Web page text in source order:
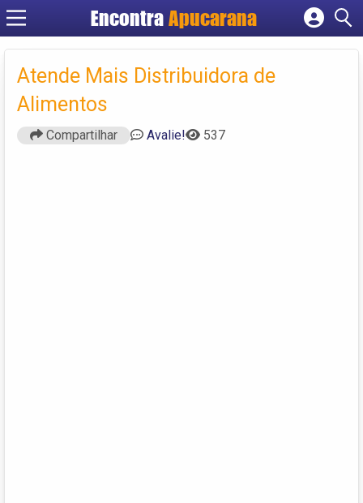
Encontra Apucarana
Cadastrar empresa
Criar conta
Atende Mais Distribuidora de
Alimentos
Compartilhar Avalie! 537